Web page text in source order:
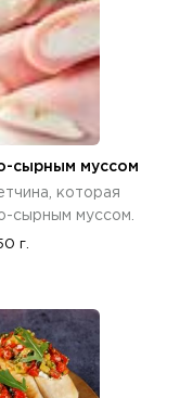
сырным муссом
которая
сырным муссом.
г.